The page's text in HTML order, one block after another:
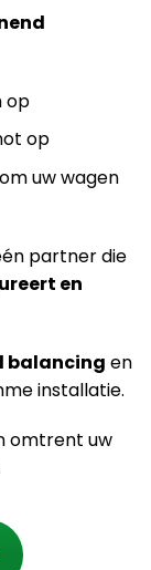
op
op
uw wagen
partner die
en
balancing en
installatie.
omtrent uw